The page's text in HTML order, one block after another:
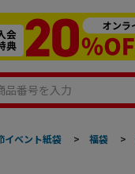
イベント紙袋 > 福袋 >